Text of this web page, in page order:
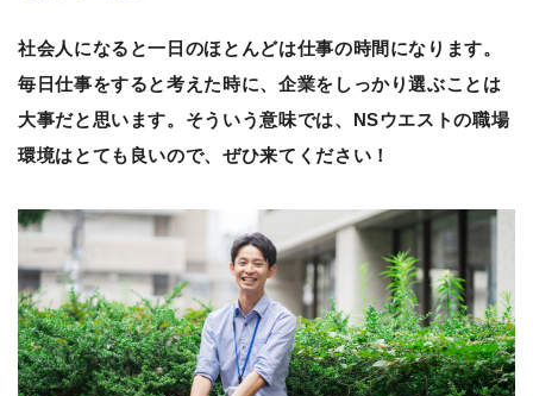
社会人になると一日のほとんどは仕事の時間になります。
毎日仕事をすると考えた時に、企業をしっかり選ぶことは
大事だと思います。そういう意味では、NSウエストの職場
環境はとても良いので、ぜひ来てください！